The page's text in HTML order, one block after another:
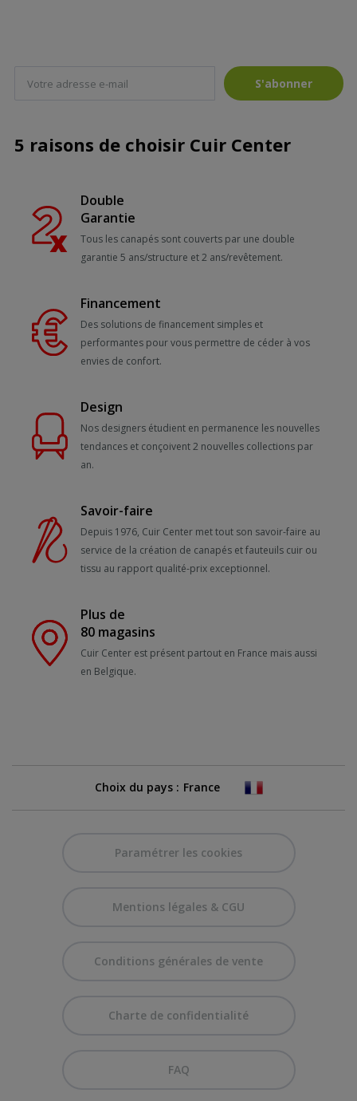
S'abonner
5 raisons de choisir Cuir Center
Double
Garantie
Tous les canapés sont couverts par une double
garantie 5 ans/structure et 2 ans/revêtement.
Financement
Des solutions de financement simples et
performantes pour vous permettre de céder à vos
envies de confort.
Design
Nos designers étudient en permanence les nouvelles
tendances et conçoivent 2 nouvelles collections par
an.
Savoir-faire
Depuis 1976, Cuir Center met tout son savoir-faire au
service de la création de canapés et fauteuils cuir ou
tissu au rapport qualité-prix exceptionnel.
Plus de
80 magasins
Cuir Center est présent partout en France mais aussi
en Belgique.
Choix du pays :
Paramétrer les cookies
Mentions légales & CGU
Conditions générales de vente
Charte de confidentialité
FAQ